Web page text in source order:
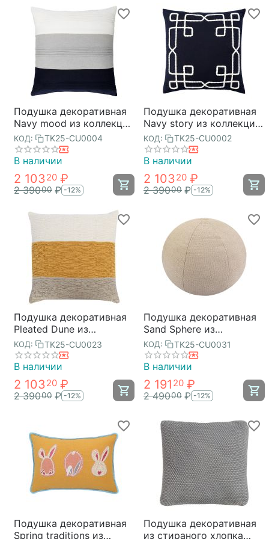
Подушка декоративная
Navy mood из коллекции
Sea treasures, 45х45 см,
Tkano
КОД: TK25-CU0004
В наличии
2 10320 ₽
2 39000 ₽ -12%
Подушка декоративная
Navy story из коллекции
Sea treasures, 45х45 см,
Tkano
КОД: TK25-CU0002
В наличии
2 10320 ₽
2 39000 ₽ -12%
Подушка декоративная
Pleated Dune из
коллекции Ethnic, 45х45
см, Tkano
КОД: TK25-CU0023
В наличии
2 10320 ₽
2 39000 ₽ -12%
Подушка декоративная
Sand Sphere из
коллекции Essential,
Tkano
КОД: TK25-CU0031
В наличии
2 191 20 ₽
2 49000 ₽ -12%
Подушка декоративная
Spring traditions из
Подушка декоративная
из стираного хлопка